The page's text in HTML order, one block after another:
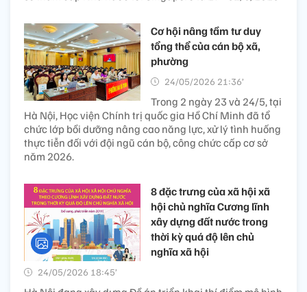
Cơ hội nâng tầm tư duy
tổng thể của cán bộ xã,
phường
24/05/2026 21:36’
Trong 2 ngày 23 và 24/5, tại
Hà Nội, Học viện Chính trị quốc gia Hồ Chí Minh đã tổ
chức lớp bồi dưỡng nâng cao năng lực, xử lý tình huống
thực tiễn đối với đội ngũ cán bộ, công chức cấp cơ sở
năm 2026.
8 đặc trưng của xã hội xã
hội chủ nghĩa Cương lĩnh
xây dựng đất nước trong
thời kỳ quá độ lên chủ
nghĩa xã hội
24/05/2026 18:45’